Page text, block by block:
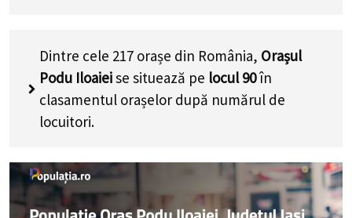
Dintre cele 217 orașe din România, Orașul
Podu Iloaieise situează pe locul 90în
clasamentul orașelor după numărul de
locuitori.